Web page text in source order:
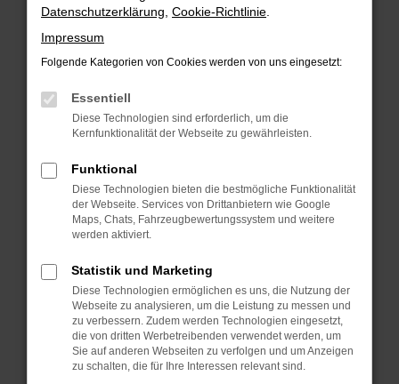
Laden andere Webseiten, zum Beispiel deine
Suchmaschine?
Prüfe deine Browsererweiterungen.
können das Laden bestimmter Seiten
verhindern. Funktioniert die Seite in einem
anderen Browser oder in einem privaten
Starte dein Gerät neu.
Das kann manchmal helfen, vorübergehende
Probleme zu beheben.
Betriebssystem auf dem neuesten Stand
sind.
Veraltete Software birgt nicht nur ein
Sicherheitsrisiko, sondern kann auch dazu
führen, dass bestimmte Funktionen nicht mehr
unterstützt werden.
Datenschutzerklärung Cookie-Richtlinie
Impressum
Folgende Kategorien von Cookies werden von uns eingesetzt:
Essentiell
Diese Technologien sind erforderlich, um die
Kernfunktionalität der Webseite zu gewährleisten.
Funktional
Diese Technologien bieten die bestmögliche Funktionalität
der Webseite. Services von Drittanbietern wie Google
Maps, Chats, Fahrzeugbewertungssystem und weitere
werden aktiviert.
Statistik und Marketing
Diese Technologien ermöglichen es uns, die Nutzung der
Webseite zu analysieren, um die Leistung zu messen und
zu verbessern. Zudem werden Technologien eingesetzt,
die von dritten Werbetreibenden verwendet werden, um
Sie auf anderen Webseiten zu verfolgen und um Anzeigen
zu schalten, die für Ihre Interessen relevant sind.